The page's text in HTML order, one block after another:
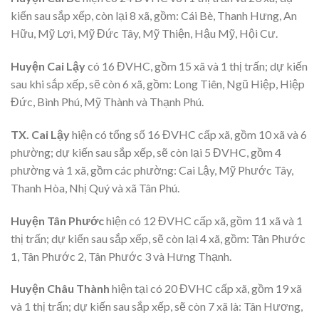
kiến sau sắp xếp, còn lại 8 xã, gồm: Cái Bè, Thanh Hưng, An
Hữu, Mỹ Lợi, Mỹ Đức Tây, Mỹ Thiện, Hậu Mỹ, Hội Cư.
Huyện Cai Lậycó 16 ĐVHC, gồm 15 xã và 1 thị trấn; dự kiến
sau khi sắp xếp, sẽ còn 6 xã, gồm: Long Tiên, Ngũ Hiệp, Hiệp
Đức, Bình Phú, Mỹ Thành và Thạnh Phú.
TX. Cai Lậyhiện có tổng số 16 ĐVHC cấp xã, gồm 10 xã và 6
phường; dự kiến sau sắp xếp, sẽ còn lại 5 ĐVHC, gồm 4
phường và 1 xã, gồm các phường: Cai Lậy, Mỹ Phước Tây,
Thanh Hòa, Nhị Quý và xã Tân Phú.
Huyện Tân Phướchiện có 12 ĐVHC cấp xã, gồm 11 xã và 1
thị trấn; dự kiến sau sắp xếp, sẽ còn lại 4 xã, gồm: Tân Phước
1, Tân Phước 2, Tân Phước 3 và Hưng Thạnh.
Huyện Châu Thành hiện tại có 20 ĐVHC cấp xã, gồm 19 xã
và 1 thị trấn; dự kiến sau sắp xếp, sẽ còn 7 xã là: Tân Hương,